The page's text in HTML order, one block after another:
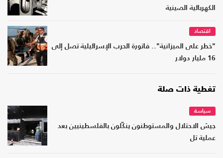
الكهربائية الصينية
اقتصاد
"خطر على الميزانية".. فاتورة الحرب الإسرائيلية تصل إلى
16 مليار دولار
تغطية ذات صلة
سياسة
جيش الاحتلال والمستوطنون ينكّلون بالفلسطينيين بعد
عملية تل